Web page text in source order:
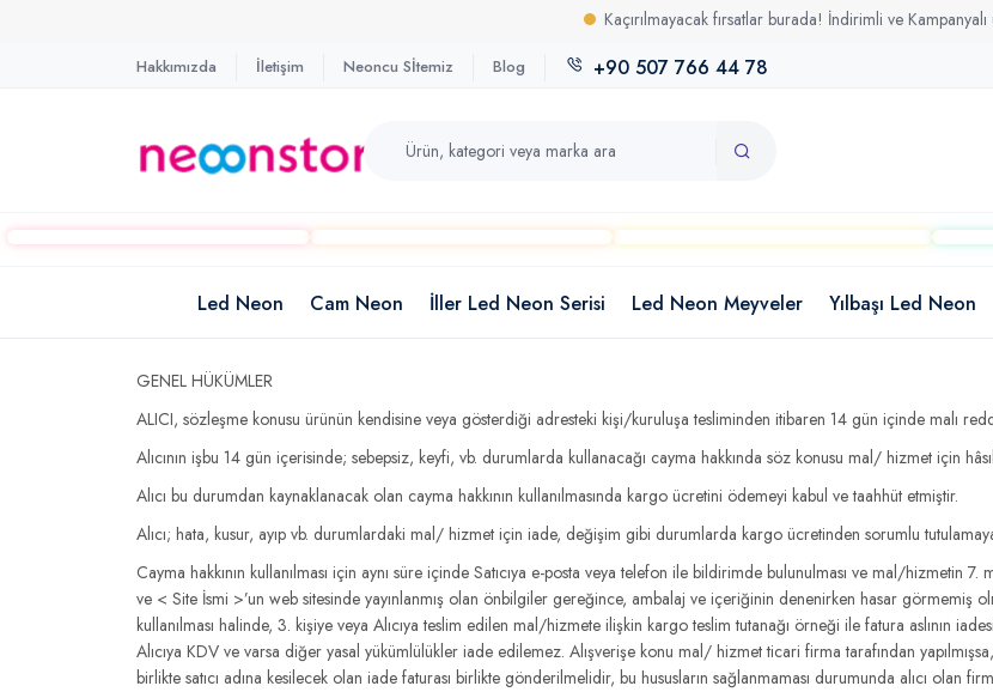
Kaçırılmayacak fırsatlar burada! İndirimli ve Kampanyalı
Hakkımızda İletişim Neoncu Sİtemiz Blog +90 507 766 44 78
Led Neon Cam Neon İller Led Neon Serisi Led Neon Meyveler Yılbaşı Led Neon
GENEL HÜKÜMLER
ALICI, sözleşme konusu ürünün kendisine veya gösterdiği adresteki kişi/kuruluşa tesliminden itibaren 14 gün içinde malı
Alıcının işbu 14 gün içerisinde; sebepsiz, keyfi, vb. durumlarda kullanacağı cayma hakkında söz konusu mal/ hizmet için
Alıcı bu durumdan kaynaklanacak olan cayma hakkının kullanılmasında kargo ücretini ödemeyi kabul ve taahhüt etmiştir.
Alıcı; hata, kusur, ayıp vb. durumlardaki mal/ hizmet için iade, değişim gibi durumlarda kargo ücretinden sorumlu
Cayma hakkının kullanılması için aynı süre içinde Satıcıya e-posta veya telefon ile bildirimde bulunulması ve mal/hizmetin
ve < Site İsmi >’un web sitesinde yayınlanmış olan önbilgiler gereğince, ambalaj ve içeriğinin denenirken hasar görmemiş
kullanılması halinde, 3. kişiye veya Alıcıya teslim edilen mal/hizmete ilişkin kargo teslim tutanağı örneği ile fatura aslının
Alıcıya KDV ve varsa diğer yasal yükümlülükler iade edilemez. Alışverişe konu mal/ hizmet ticari firma tarafından
birlikte satıcı adına kesilecek olan iade faturası birlikte gönderilmelidir, bu hususların sağlanmaması durumunda alıcı olan